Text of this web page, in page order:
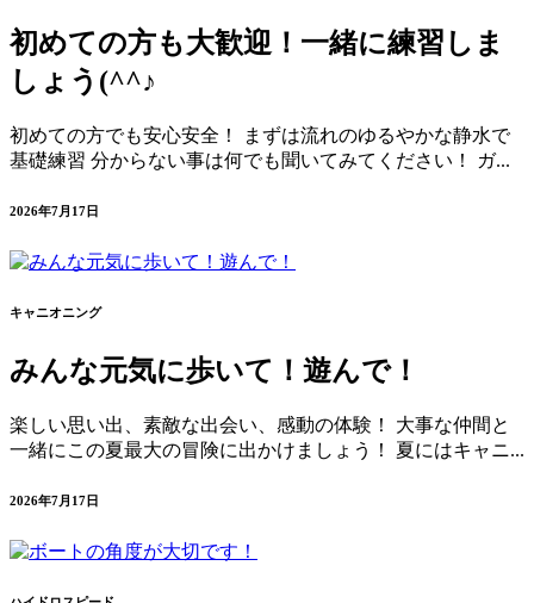
初めての方も大歓迎！一緒に練習しま
しょう(^^♪
初めての方でも安心安全！ まずは流れのゆるやかな静水で
基礎練習 分からない事は何でも聞いてみてください！ ガ...
2026年7月17日
キャニオニング
みんな元気に歩いて！遊んで！
楽しい思い出、素敵な出会い、感動の体験！ 大事な仲間と
一緒にこの夏最大の冒険に出かけましょう！ 夏にはキャニ...
2026年7月17日